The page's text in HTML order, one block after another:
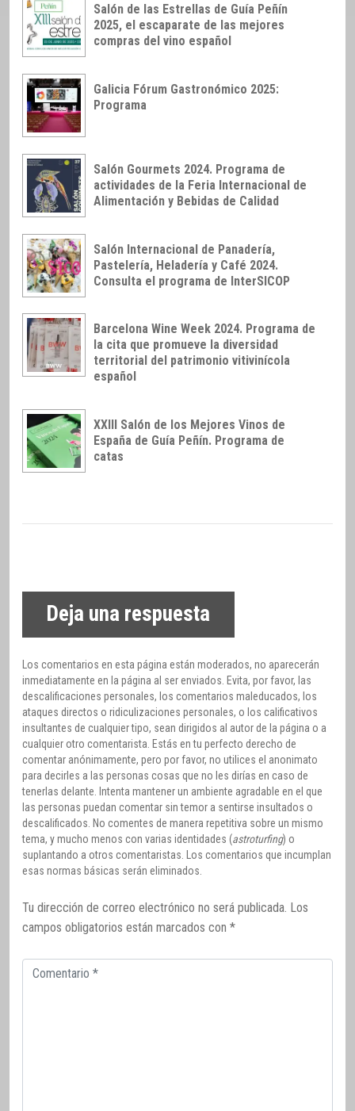
Salón de las Estrellas de Guía Peñín
2025, el escaparate de las mejores
compras del vino español
Galicia Fórum Gastronómico 2025:
Programa
Salón Gourmets 2024. Programa de
actividades de la Feria Internacional de
Alimentación y Bebidas de Calidad
Salón Internacional de Panadería,
Pastelería, Heladería y Café 2024.
Consulta el programa de InterSICOP
Barcelona Wine Week 2024. Programa de
la cita que promueve la diversidad
territorial del patrimonio vitivinícola
español
XXIII Salón de los Mejores Vinos de
España de Guía Peñín. Programa de
catas
Deja una respuesta
Los comentarios en esta página están moderados, no aparecerán
inmediatamente en la página al ser enviados. Evita, por favor, las
descalificaciones personales, los comentarios maleducados, los
ataques directos o ridiculizaciones personales, o los calificativos
insultantes de cualquier tipo, sean dirigidos al autor de la página o a
cualquier otro comentarista. Estás en tu perfecto derecho de
comentar anónimamente, pero por favor, no utilices el anonimato
para decirles a las personas cosas que no les dirías en caso de
tenerlas delante. Intenta mantener un ambiente agradable en el que
las personas puedan comentar sin temor a sentirse insultados o
descalificados. No comentes de manera repetitiva sobre un mismo
tema, y mucho menos con varias identidades (astroturfing) o
suplantando a otros comentaristas. Los comentarios que incumplan
esas normas básicas serán eliminados.
Tu dirección de correo electrónico no será publicada. Los
campos obligatorios están marcados con *
Comentario